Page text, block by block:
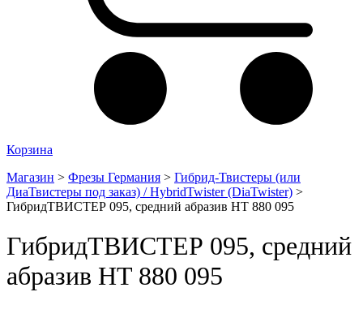
Корзина
Магазин > Фрезы Германия > Гибрид-Твистеры (или
ДиаТвистеры под заказ) / HybridTwister (DiaTwister) >
ГибридТВИСТЕР 095, средний абразив HT 880 095
ГибридТВИСТЕР 095, средний
абразив HT 880 095